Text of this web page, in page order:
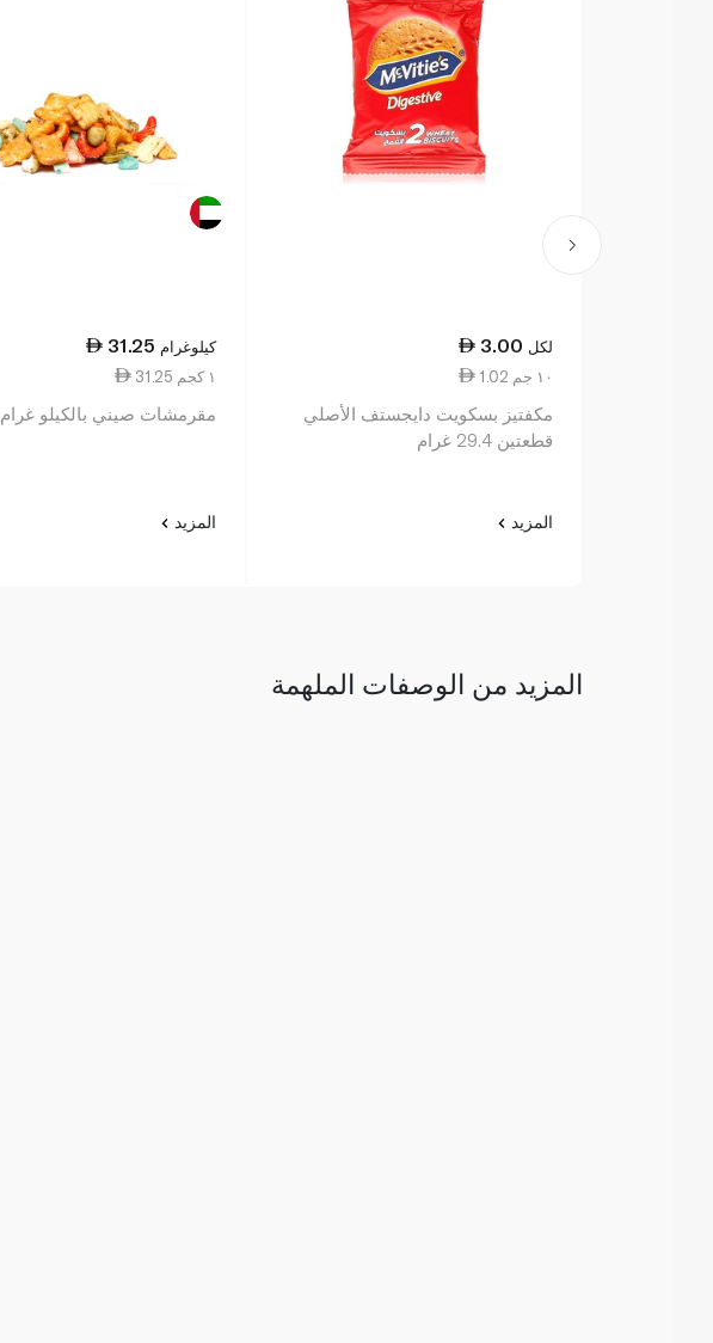
3.00 لكل
1.02 ١٠ جم
مكفتيز بسكويت دايجستف الأصلي
قطعتين 29.4 غرام
المزيد
31.25 كيلوغرام
31.25 ١ كجم
مقرمشات صيني بالكيلو غرام
المزيد
المزيد من الوصفات الملهمة